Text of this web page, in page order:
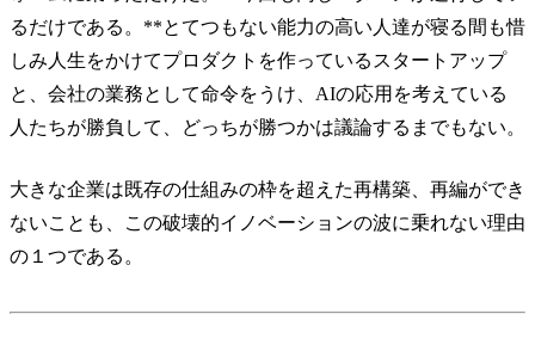
るだけである。**とてつもない能力の高い人達が寝る間も惜
しみ人生をかけてプロダクトを作っているスタートアップ
と、会社の業務として命令をうけ、AIの応用を考えている
人たちが勝負して、どっちが勝つかは議論するまでもない。
大きな企業は既存の仕組みの枠を超えた再構築、再編ができ
ないことも、この破壊的イノベーションの波に乗れない理由
の１つである。